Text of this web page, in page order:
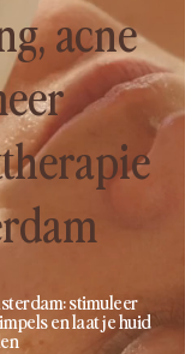
acne
stimuleer
en laat je huid